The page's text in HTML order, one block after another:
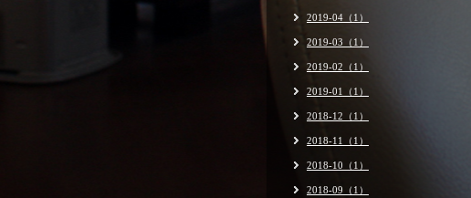
2019-04（1）
2019-03（1）
2019-02（1）
2019-01（1）
2018-12（1）
2018-11（1）
2018-10（1）
2018-09（1）